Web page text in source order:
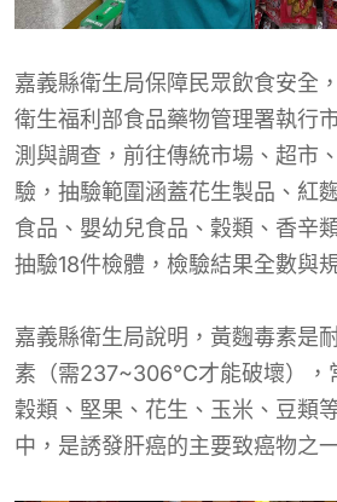
嘉義縣衛生局保障民眾飲食安全
衛生福利部食品藥物管理署執行
測與調查，前往傳統市場、超市
驗，抽驗範圍涵蓋花生製品、紅
食品、嬰幼兒食品、穀類、香辛
抽驗18件檢體，檢驗結果全數與
嘉義縣衛生局說明，黃麴毒素是
素（需237~306°C才能破壞），
穀類、堅果、花生、玉米、豆類
中，是誘發肝癌的主要致癌物之